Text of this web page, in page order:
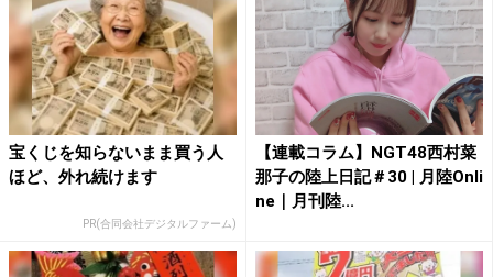
宝くじを知らないまま買う人
ほど、外れ続けます
PR(合同会社デジタルファーム)
【連載コラム】NGT48西村菜
那子の陸上日記＃30 | 月陸Onli
ne｜月刊陸...